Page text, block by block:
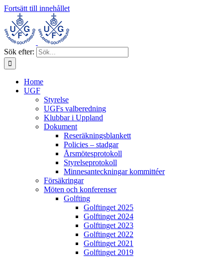
Fortsätt till innehållet
Sök efter:
Home
UGF
Styrelse
UGFs valberedning
Klubbar i Uppland
Dokument
Reseräkningsblankett
Policies – stadgar
Årsmötesprotokoll
Styrelseprotokoll
Minnesanteckningar kommittéer
Försäkringar
Möten och konferenser
Golfting
Golftinget 2025
Golftinget 2024
Golftinget 2023
Golftinget 2022
Golftinget 2021
Golftinget 2019